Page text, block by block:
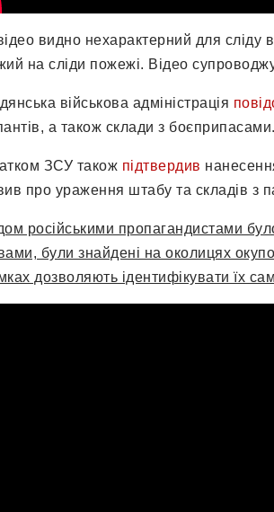
видно нехарактерний для сліду
на сліди пожежі. Відео
військова адміністрація
а також склади з боєприпасами.
ЗСУ також підтвердив
про ураження штабу та складів з
російськими пропагандистами
були знайдені на околицях
дозволяють ідентифікувати їх